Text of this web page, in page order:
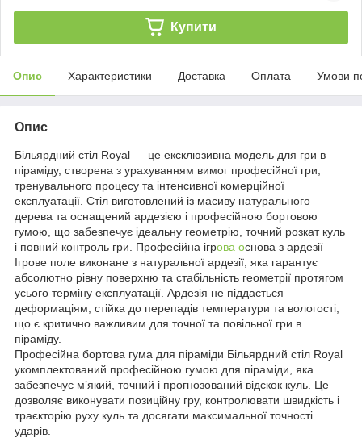
Купити
Опис Характеристики Доставка Оплата Умови
Опис
Більярдний стіл Royal — це ексклюзивна модель для гри в
піраміду, створена з урахуванням вимог професійної гри,
тренувального процесу та інтенсивної комерційної
експлуатації. Стіл виготовлений із масиву натурального
дерева та оснащений ардезією і професійною бортовою
гумою, що забезпечує ідеальну геометрію, точний розкат куль
і повний контроль гри. Професійна ігрова основа з ардезії
Ігрове поле виконане з натуральної ардезії, яка гарантує
абсолютно рівну поверхню та стабільність геометрії протягом
усього терміну експлуатації. Ардезія не піддається
деформаціям, стійка до перепадів температури та вологості,
що є критично важливим для точної та повільної гри в
піраміду.
Професійна бортова гума для піраміди Більярдний стіл Royal
укомплектований професійною гумою для піраміди, яка
забезпечує м’який, точний і прогнозований відскок куль. Це
дозволяє виконувати позиційну гру, контролювати швидкість і
траєкторію руху куль та досягати максимальної точності
ударів.